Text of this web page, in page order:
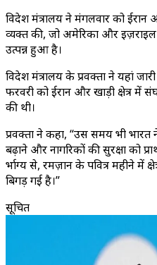
विदेश मंत्रालय ने मंगलवार को ईरान
व्यक्त की, जो अमेरिका और इज़राइल
उत्पन्न हुआ है।
विदेश मंत्रालय के प्रवक्ता ने यहां
फरवरी को ईरान और खाड़ी क्षेत्र में
की थी।
प्रवक्ता ने कहा, “उस समय भी
बढ़ाने और नागरिकों की सुरक्षा को
दुर्भाग्य से, रमज़ान के पवित्र महीने में
बिगड़ गई है।”
सूचित